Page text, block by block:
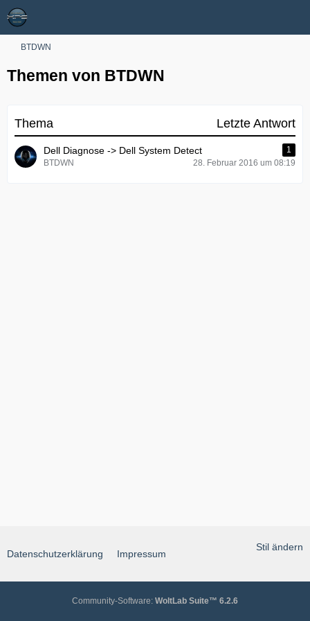
BTDWN
Themen von BTDWN
Thema Letzte Antwort
Dell Diagnose -> Dell System Detect
1
BTDWN
28. Februar 2016 um 08:19
Stil ändern
Datenschutzerklärung Impressum
Community-Software: WoltLab Suite™ 6.2.6